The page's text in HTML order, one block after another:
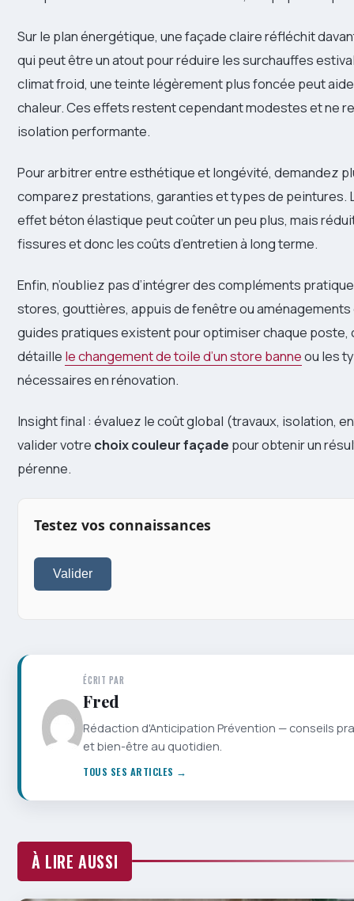
Sur le plan énergétique, une façade claire réfléchit
qui peut être un atout pour réduire les surchauffes
climat froid, une teinte légèrement plus foncée peut
chaleur. Ces effets restent cependant modestes et ne
isolation performante.
Pour arbitrer entre esthétique et longévité, demandez
comparez prestations, garanties et types de peintures.
effet béton élastique peut coûter un peu plus, mais
fissures et donc les coûts d’entretien à long terme.
Enfin, n’oubliez pas d’intégrer des compléments
stores, gouttières, appuis de fenêtre ou
guides pratiques existent pour optimiser chaque poste,
détaille le changement de toile d’un store banneou les
nécessaires en rénovation.
Insight final : évaluez le coût global (travaux, isolation,
valider votre choix couleur façade pour obtenir un
pérenne.
Testez vos connaissances
Valider
ÉCRIT PAR
Fred
Rédaction d'Anticipation Prévention — conseils
et bien-être au quotidien.
TOUS SES ARTICLES →
À LIRE AUSSI